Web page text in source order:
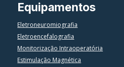
Equipamentos
Eletroneuromiografia
Eletroencefalografia
Monitorização Intraoperatória
Estimulação Magnética